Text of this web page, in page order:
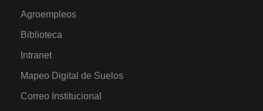
Agroempleos
Biblioteca
Intranet
Mapeo Digital de Suelos
Correo Institucional